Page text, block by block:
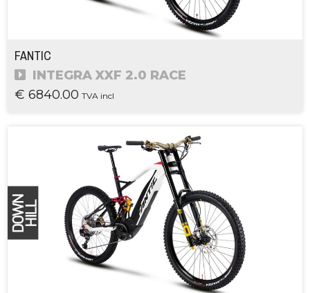
FANTIC
INTEGRA XXF 2.0 RACE
€ 6840.00 TVA incl